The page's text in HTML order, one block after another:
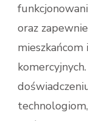
oraz